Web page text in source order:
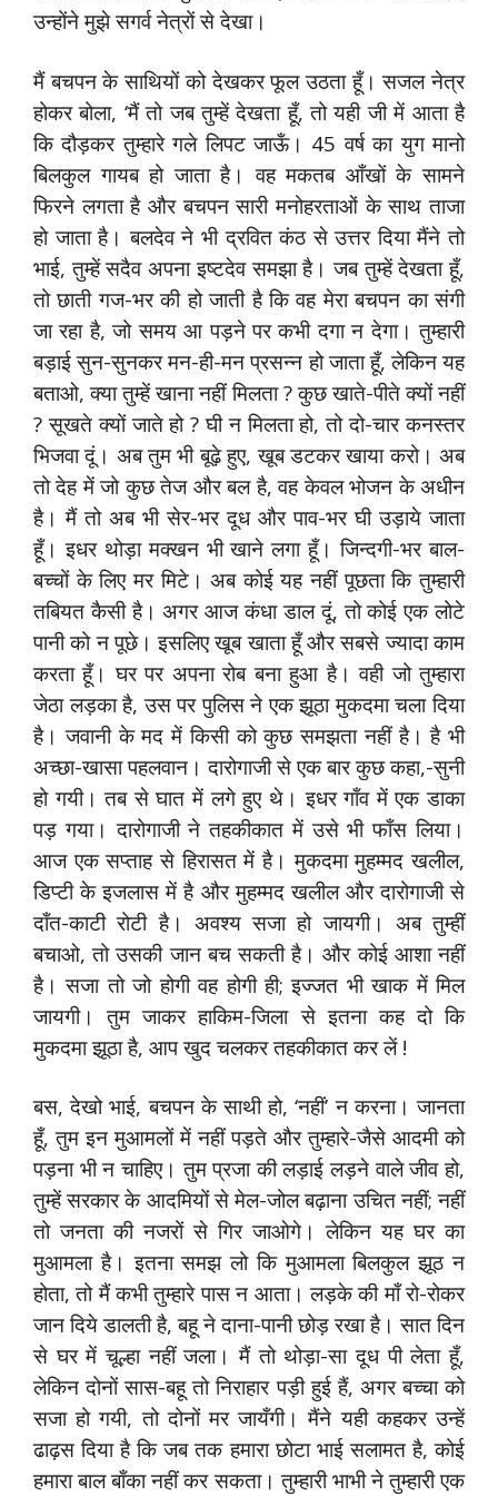
उन्होंने मुझे सगर्व नेत्रों से देखा।
मैं बचपन के साथियों को देखकर फूल उठता हूँ। सजल नेत्र
होकर बोला, ‘मैं तो जब तुम्हें देखता हूँ, तो यही जी में आता है
कि दौड़कर तुम्हारे गले लिपट जाऊँ। 45 वर्ष का युग मानो
बिलकुल गायब हो जाता है। वह मकतब आँखों के सामने
फिरने लगता है और बचपन सारी मनोहरताओं के साथ ताजा
हो जाता है। बलदेव ने भी द्रवित कंठ से उत्तर दिया मैंने तो
भाई, तुम्हें सदैव अपना इष्टदेव समझा है। जब तुम्हें देखता हूँ,
तो छाती गज-भर की हो जाती है कि वह मेरा बचपन का संगी
जा रहा है, जो समय आ पड़ने पर कभी दगा न देगा। तुम्हारी
बड़ाई सुन-सुनकर मन-ही-मन प्रसन्न हो जाता हूँ, लेकिन यह
बताओ, क्या तुम्हें खाना नहीं मिलता ? कुछ खाते-पीते क्यों नहीं
? सूखते क्यों जाते हो ? घी न मिलता हो, तो दो-चार कनस्तर
भिजवा दूं। अब तुम भी बूढ़े हुए, खूब डटकर खाया करो। अब
तो देह में जो कुछ तेज और बल है, वह केवल भोजन के अधीन
है। मैं तो अब भी सेर-भर दूध और पाव-भर घी उड़ाये जाता
हूँ। इधर थोड़ा मक्खन भी खाने लगा हूँ। जिन्दगी-भर बाल-
बच्चों के लिए मर मिटे। अब कोई यह नहीं पूछता कि तुम्हारी
तबियत कैसी है। अगर आज कंधा डाल दूं, तो कोई एक लोटे
पानी को न पूछे। इसलिए खूब खाता हूँ और सबसे ज्यादा काम
करता हूँ। घर पर अपना रोब बना हुआ है। वही जो तुम्हारा
जेठा लड़का है, उस पर पुलिस ने एक झूठा मुकदमा चला दिया
है। जवानी के मद में किसी को कुछ समझता नहीं है। है भी
अच्छा-खासा पहलवान। दारोगाजी से एक बार कुछ कहा,-सुनी
हो गयी। तब से घात में लगे हुए थे। इधर गाँव में एक डाका
पड़ गया। दारोगाजी ने तहकीकात में उसे भी फाँस लिया।
आज एक सप्ताह से हिरासत में है। मुकदमा मुहम्मद खलील,
डिप्टी के इजलास में है और मुहम्मद खलील और दारोगाजी से
दाँत-काटी रोटी है। अवश्य सजा हो जायगी। अब तुम्हीं
बचाओ, तो उसकी जान बच सकती है। और कोई आशा नहीं
है। सजा तो जो होगी वह होगी ही; इज्जत भी खाक में मिल
जायगी। तुम जाकर हाकिम-जिला से इतना कह दो कि
मुकदमा झूठा है, आप खुद चलकर तहकीकात कर लें !
बस, देखो भाई, बचपन के साथी हो, ‘नहीं’ न करना। जानता
हूँ, तुम इन मुआमलों में नहीं पड़ते और तुम्हारे-जैसे आदमी को
पड़ना भी न चाहिए। तुम प्रजा की लड़ाई लड़ने वाले जीव हो,
तुम्हें सरकार के आदमियों से मेल-जोल बढ़ाना उचित नहीं; नहीं
तो जनता की नजरों से गिर जाओगे। लेकिन यह घर का
मुआमला है। इतना समझ लो कि मुआमला बिलकुल झूठ न
होता, तो मैं कभी तुम्हारे पास न आता। लड़के की माँ रो-रोकर
जान दिये डालती है, बहू ने दाना-पानी छोड़ रखा है। सात दिन
से घर में चूल्हा नहीं जला। मैं तो थोड़ा-सा दूध पी लेता हूँ,
लेकिन दोनों सास-बहू तो निराहार पड़ी हुई हैं, अगर बच्चा को
सजा हो गयी, तो दोनों मर जायँगी। मैंने यही कहकर उन्हें
ढाढ़स दिया है कि जब तक हमारा छोटा भाई सलामत है, कोई
हमारा बाल बाँका नहीं कर सकता। तुम्हारी भाभी ने तुम्हारी एक